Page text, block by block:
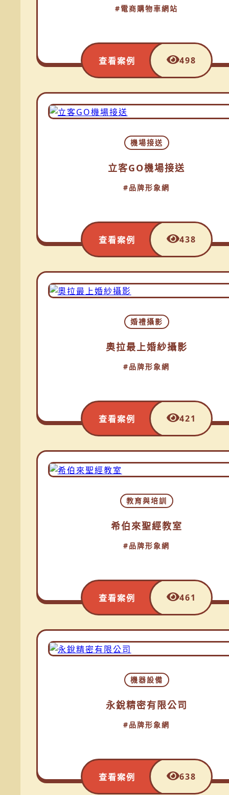
#電商購物車網站
查看案例 498
機場接送
立客GO機場接送
#品牌形象網
查看案例 438
婚禮攝影
奧拉最上婚紗攝影
#品牌形象網
查看案例 421
教育與培訓
希伯來聖經教室
#品牌形象網
查看案例 461
機器設備
永銳精密有限公司
#品牌形象網
查看案例 638